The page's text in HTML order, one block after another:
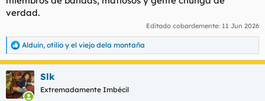
verdad.
Editado cobardemente: 11 Jun 2026
R
e
a
c
c
i
Alduin, otilio y el viejo dela montaña
Slk
Extremadamente Imbécil